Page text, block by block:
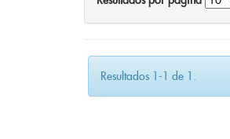
Resultados 1-1 de 1.